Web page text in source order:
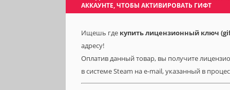
АККАУНТЕ, ЧТОБЫ АКТИВИРОВАТЬ ГИФТ
Ищешь где купить лицензионный ключ
адресу!
Оплатив данный товар, вы получите
в системе Steam на e-mail, указанный в